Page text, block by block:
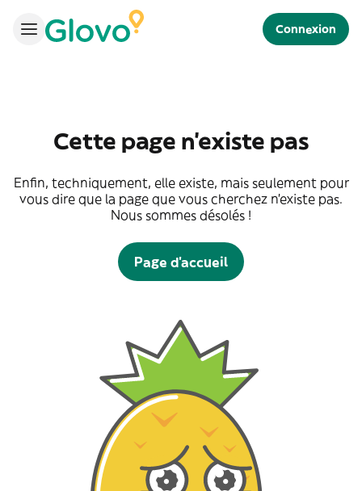
Connexion
Cette page n'existe pas
Enfin, techniquement, elle existe, mais seulement pour
vous dire que la page que vous cherchez n'existe pas.
Nous sommes désolés !
Page d'accueil